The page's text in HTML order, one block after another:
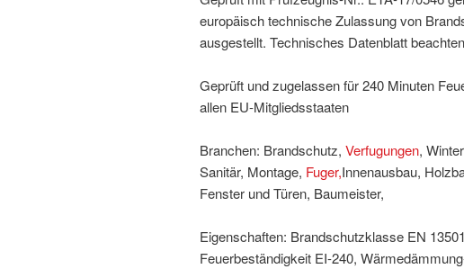
europäisch technische Zulassung von
ausgestellt. Technisches Datenblatt
Geprüft und zugelassen für 240 Minuten
allen EU-Mitgliedsstaaten
Branchen: Brandschutz, Verfugungen,
Sanitär, Montage, Fuger,Innenausbau,
Fenster und Türen, Baumeister,
Eigenschaften: Brandschutzklasse EN
Feuerbeständigkeit EI-240,